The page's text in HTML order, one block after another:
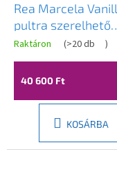
Rea Marcela
pultra szerelhető
mosdó
mm, matt bézs,
U3520
Raktáron (>20 db )
40 600 Ft
KOSÁRBA